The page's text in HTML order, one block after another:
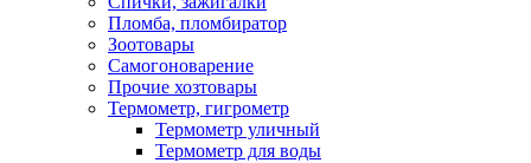
Пломба, пломбиратор
Зоотовары
Самогоноварение
Прочие хозтовары
Термометр, гигрометр
Термометр уличный
Термометр для воды